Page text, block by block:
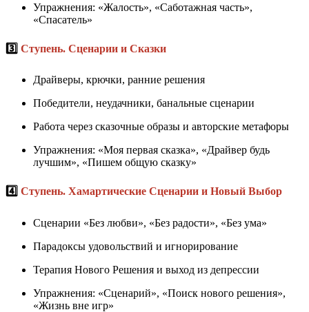
Упражнения: «Жалость», «Саботажная часть»,
«Спасатель»
3️⃣ Ступень. Сценарии и Сказки
Драйверы, крючки, ранние решения
Победители, неудачники, банальные сценарии
Работа через сказочные образы и авторские метафоры
Упражнения: «Моя первая сказка», «Драйвер будь
лучшим», «Пишем общую сказку»
4️⃣ Ступень. Хамартические Сценарии и Новый Выбор
Сценарии «Без любви», «Без радости», «Без ума»
Парадоксы удовольствий и игнорирование
Терапия Нового Решения и выход из депрессии
Упражнения: «Сценарий», «Поиск нового решения»,
«Жизнь вне игр»